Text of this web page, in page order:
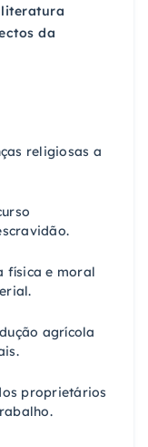
da
religiosas a
física e moral
agrícola
proprietários